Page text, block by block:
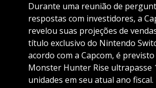
Durante uma reunião de
respostas com investidores, a
revelou suas projeções de
título exclusivo do Nintendo
acordo com a Capcom, é
Monster Hunter Rise ultrapasse
unidades em seu atual ano fiscal.